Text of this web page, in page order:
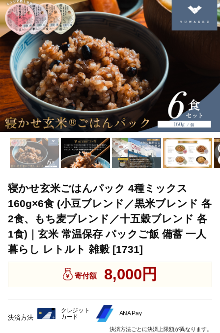
寝かせ玄米ごはんパック 4種ミックス
160g×6食 (小豆ブレンド／黒米ブレンド 各
2食、もち麦ブレンド／十五穀ブレンド 各
1食)｜玄米 常温保存 パックご飯 備蓄 一人
暮らし レトルト 雑穀 [1731]
寄付額 8,000円
決済方法
クレジット
カード
ANA Pay
決済方法ごとに決済上限額が異なります。